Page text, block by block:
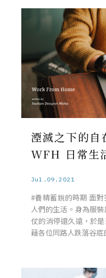
湮滅之下的自
WFH 日常生
Jul.09.2021
#養精蓄銳的時期 面
人們的生活。身為服
仗的消停還久遠，於
藉各位同路人跌落谷底